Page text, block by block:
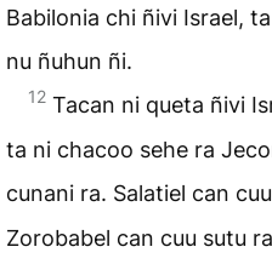
Babilonia chi ñivi Israel,
nu ñuhun ñi.
12 Tacan ni queta ñivi
ta ni chacoo sehe ra
cunani ra. Salatiel can
Zorobabel can cuu sutu